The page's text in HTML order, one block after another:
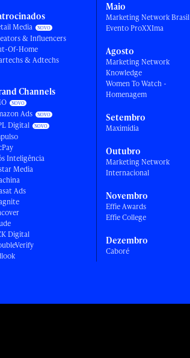
Media
& Influencers
Of-Home
& Adtechs
Channels
Ads
Digital
Inteligência
Media
Ads
Digital
Maio
Marketing Network Brasil
Evento ProXXIma
Agosto
Marketing Network
Knowledge
Women To Watch -
Homenagem
Setembro
Maximídia
Outubro
Marketing Network
Internacional
Novembro
Effie Awards
Effie College
Dezembro
Caboré